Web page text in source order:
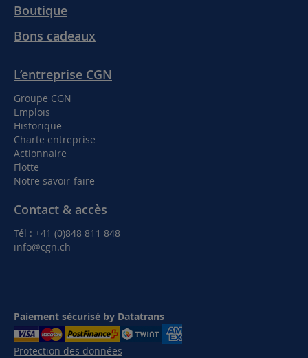
Boutique
Bons cadeaux
L’entreprise CGN
Groupe CGN
Emplois
Historique
Charte entreprise
Actionnaire
Flotte
Notre savoir-faire
Contact & accès
Tél : +41 (0)848 811 848
info@cgn.ch
Paiement sécurisé by Datatrans
Protection des données